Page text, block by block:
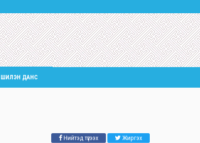
ШИЛЭН ДАНС
Нийтэд түгээх Жиргэх